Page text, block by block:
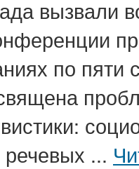
вызвали
по
...